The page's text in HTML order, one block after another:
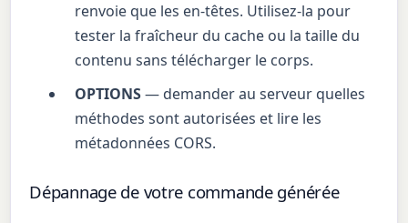
renvoie que les en-têtes. Utilisez-la pour
tester la fraîcheur du cache ou la taille du
contenu sans télécharger le corps.
OPTIONS— demander au serveur quelles
méthodes sont autorisées et lire les
métadonnées CORS.
Dépannage de votre commande générée